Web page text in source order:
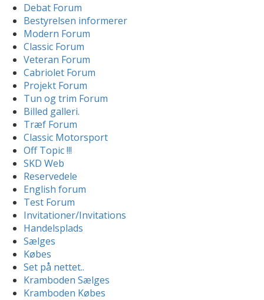
Debat Forum
Bestyrelsen informerer
Modern Forum
Classic Forum
Veteran Forum
Cabriolet Forum
Projekt Forum
Tun og trim Forum
Billed galleri.
Træf Forum
Classic Motorsport
Off Topic !!!
SKD Web
Reservedele
English forum
Test Forum
Invitationer/Invitations
Handelsplads
Sælges
Købes
Set på nettet..
Kramboden Sælges
Kramboden Købes